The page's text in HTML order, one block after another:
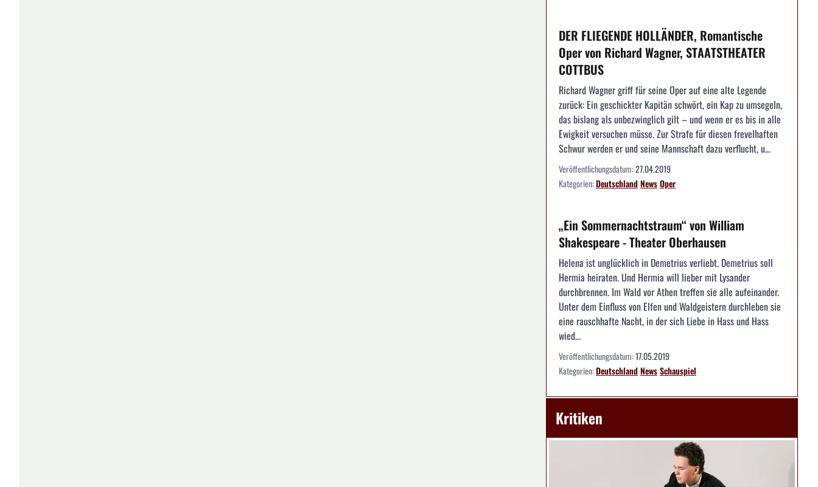
DER FLIEGENDE HOLLÄNDER, Romantische
Oper von Richard Wagner, STAATSTHEATER
COTTBUS
Richard Wagner griff für seine Oper auf eine alte Legende
zurück: Ein geschickter Kapitän schwört, ein Kap zu umsegeln,
das bislang als unbezwinglich gilt – und wenn er es bis in alle
Ewigkeit versuchen müsse. Zur Strafe für diesen frevelhaften
Schwur werden er und seine Mannschaft dazu verflucht, u...
Veröffentlichungsdatum:27.04.2019
Kategorien:DeutschlandNewsOper
„Ein Sommernachtstraum“ von William
Shakespeare - Theater Oberhausen
Helena ist unglücklich in Demetrius verliebt. Demetrius soll
Hermia heiraten. Und Hermia will lieber mit Lysander
durchbrennen. Im Wald vor Athen treffen sie alle aufeinander.
Unter dem Einfluss von Elfen und Waldgeistern durchleben sie
eine rauschhafte Nacht, in der sich Liebe in Hass und Hass
wied...
Veröffentlichungsdatum:17.05.2019
Kategorien:DeutschlandNewsSchauspiel
Kritiken